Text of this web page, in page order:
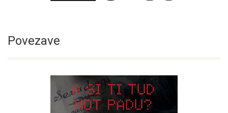
Povezave